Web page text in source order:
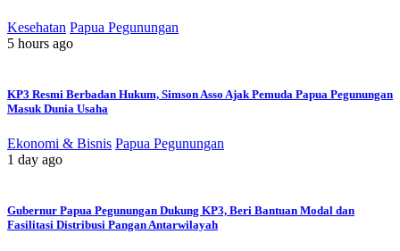
Kesehatan Papua Pegunungan
5 hours ago
KP3 Resmi Berbadan Hukum, Simson Asso Ajak Pemuda Papua Pegunungan
Masuk Dunia Usaha
Ekonomi & Bisnis Papua Pegunungan
1 day ago
Gubernur Papua Pegunungan Dukung KP3, Beri Bantuan Modal dan
Fasilitasi Distribusi Pangan Antarwilayah